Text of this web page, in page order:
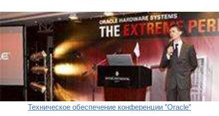
Техническое обеспечение конференции ”Oracle”